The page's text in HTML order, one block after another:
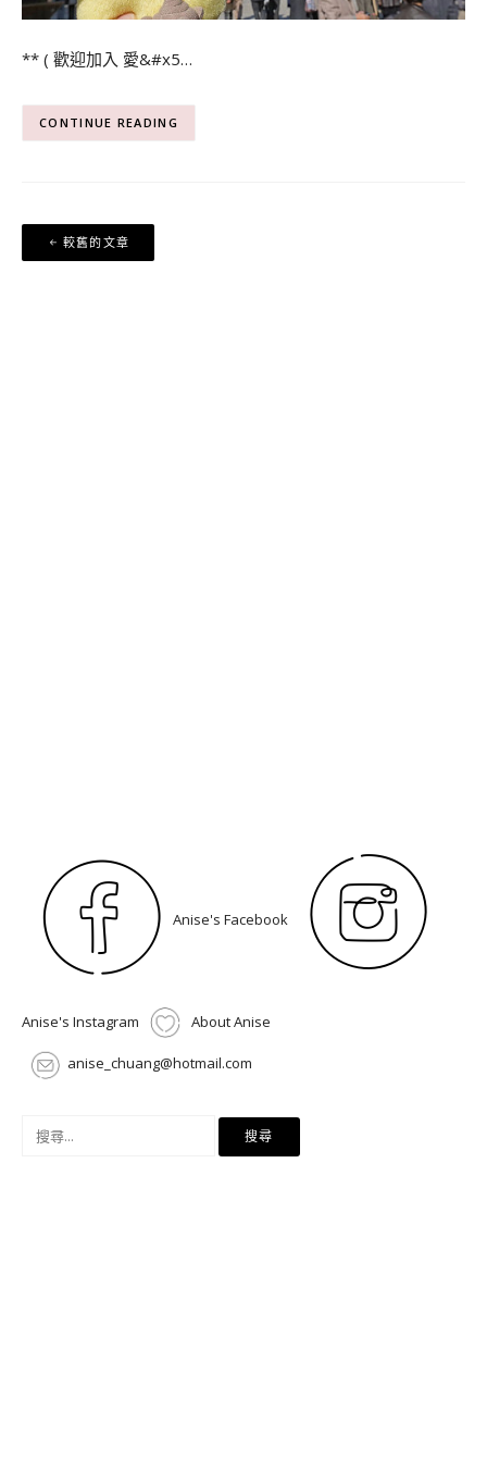
** ( 歡迎加入 愛&#x5…
CONTINUE READING
文
章
較舊的文章
Anise's Facebook
Anise's Instagram About Anise
anise_chuang@hotmail.com